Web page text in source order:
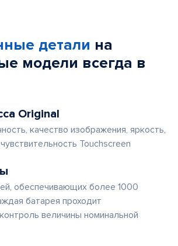
детали на
модели всегда в
Original
качество изображения, яркость,
Touchscreen
обеспечивающих более 1000
батарея проходит
величины номинальной